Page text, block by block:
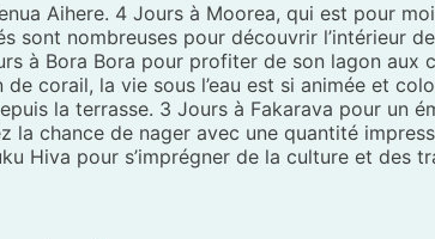
Aihere. 4 Jours à Moorea, qui est pour
nombreuses pour découvrir l’intérieur
à Bora Bora pour profiter de son lagon aux
corail, la vie sous l’eau est si animée et
la terrasse. 3 Jours à Fakarava pour un
chance de nager avec une quantité
Hiva pour s’imprégner de la culture et des